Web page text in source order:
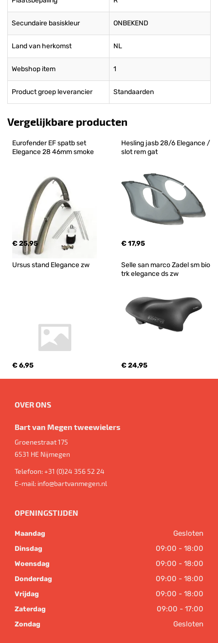
Secundaire basiskleur ONBEKEND
Land van herkomst NL
Webshop item 1
Product groep leverancier Standaarden
Vergelijkbare producten
Eurofender EF spatb set
Elegance 28 46mm smoke
€ 25,95
Hesling jasb 28/6 Elegance /
slot rem gat
€ 17,95
Ursus stand Elegance zw
€ 6,95
Selle san marco Zadel sm bio
trk elegance ds zw
€ 24,95
OVER ONS
Bart van Megen tweewielers
Groenestraat 175
6531 HE Nijmegen
Telefoon:+31 (0)24 356 52 24
E-mail: info@bartvanmegen.nl
OPENINGSTIJDEN
Maandag Gesloten
Dinsdag 09:00 - 18:00
Woensdag 09:00 - 18:00
Donderdag 09:00 - 18:00
Vrijdag 09:00 - 18:00
Zaterdag 09:00 - 17:00
Zondag Gesloten